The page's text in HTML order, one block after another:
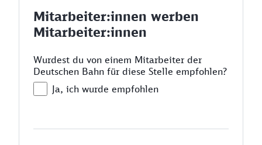
Mitarbeiter:innen werben
Mitarbeiter:innen
Wurdest du von einem Mitarbeiter der
Deutschen Bahn für diese Stelle empfohlen?
Ja, ich wurde empfohlen